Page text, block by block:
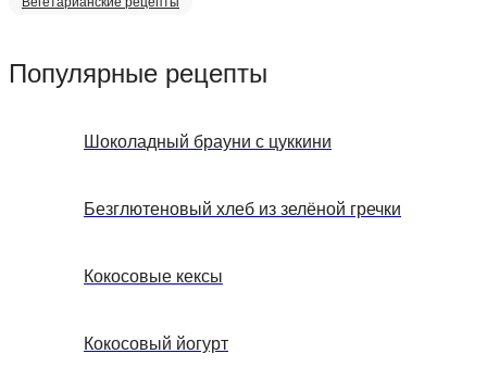
Популярные рецепты
Шоколадный брауни с цуккини
Безглютеновый хлеб из зелёной гречки
Кокосовые кексы
Кокосовый йогурт